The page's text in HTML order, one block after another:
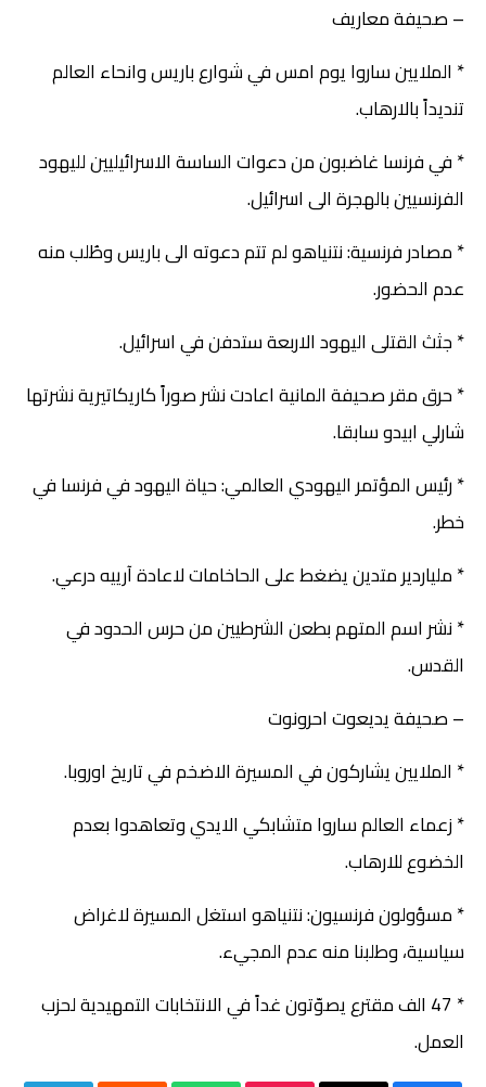
– صحيفة معاريف
* الملايين ساروا يوم امس في شوارع باريس وانحاء العالم
تنديداً بالارهاب.
* في فرنسا غاضبون من دعوات الساسة الاسرائيليين لليهود
الفرنسيين بالهجرة الى اسرائيل.
* مصادر فرنسية: نتنياهو لم تتم دعوته الى باريس وطُلب منه
عدم الحضور.
* جثث القتلى اليهود الاربعة ستدفن في اسرائيل.
* حرق مقر صحيفة المانية اعادت نشر صوراً كاريكاتيرية نشرتها
شارلي ابيدو سابقا.
* رئيس المؤتمر اليهودي العالمي: حياة اليهود في فرنسا في
خطر.
* ملياردير متدين يضغط على الحاخامات لاعادة آرييه درعي.
* نشر اسم المتهم بطعن الشرطيين من حرس الحدود في
القدس.
– صحيفة يديعوت احرونوت
* الملايين يشاركون في المسيرة الاضخم في تاريخ اوروبا.
* زعماء العالم ساروا متشابكي الايدي وتعاهدوا بعدم
الخضوع للارهاب.
* مسؤولون فرنسيون: نتنياهو استغل المسيرة لاغراض
سياسية، وطلبنا منه عدم المجيء.
* 47 الف مقترع يصوّتون غداً في الانتخابات التمهيدية لحزب
العمل.